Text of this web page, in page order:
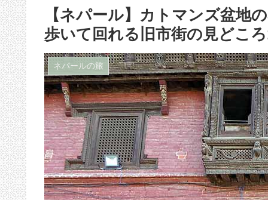
【ネパール】カトマンズ盆
歩いて回れる旧市街の見どこ
ネパールの旅